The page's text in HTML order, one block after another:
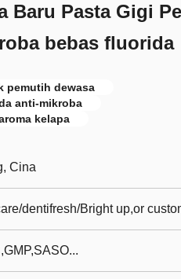
Baru Pasta Gigi
bebas fluorida
pemutih dewasa
anti-mikroba
kelapa
Cina
dentifresh/Bright up,or